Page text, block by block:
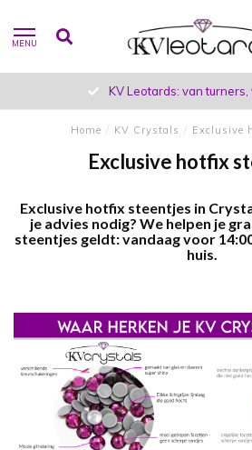
MENU
KV Leotards: van
Home / KV Crystals / Exclusive
Exclusive hotfix
Exclusive hotfix steentjes in
je advies nodig? We helpen je
steentjes geldt: vandaag voor
huis.